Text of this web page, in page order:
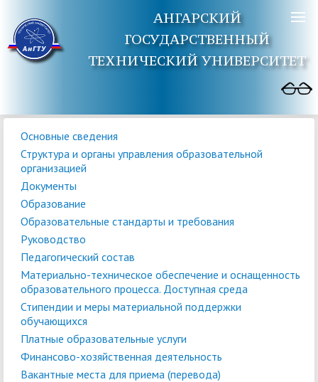
АНГАРСКИЙ
ГОСУДАРСТВЕННЫЙ
ТЕХНИЧЕСКИЙ УНИВЕРСИТЕТ
Основные сведения
Структура и органы управления образовательной
организацией
Документы
Образование
Образовательные стандарты и требования
Руководство
Педагогический состав
Материально-техническое обеспечение и оснащенность
образовательного процесса. Доступная среда
Стипендии и меры материальной поддержки
обучающихся
Платные образовательные услуги
Финансово-хозяйственная деятельность
Вакантные места для приема (перевода)